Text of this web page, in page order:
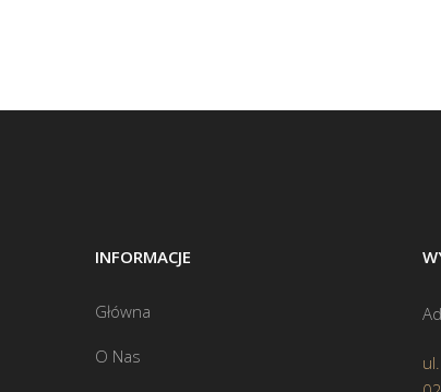
INFORMACJE
Główna
O Nas